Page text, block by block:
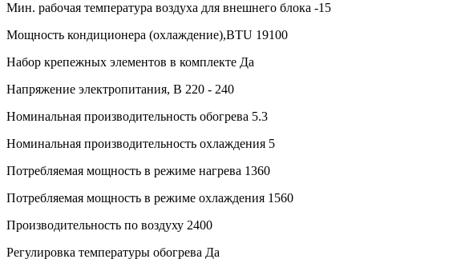
Мин. рабочая температура воздуха для внешнего блока -15
Мощность кондиционера (охлаждение),BTU 19100
Набор крепежных элементов в комплекте Да
Напряжение электропитания, В 220 - 240
Номинальная производительность обогрева 5.3
Номинальная производительность охлаждения 5
Потребляемая мощность в режиме нагрева 1360
Потребляемая мощность в режиме охлаждения 1560
Производительность по воздуху 2400
Регулировка температуры обогрева Да